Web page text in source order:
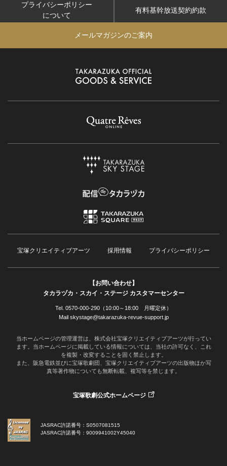
プライバシーポリシー
について
有料基幹放送契約約款
メールマガジンのご案内
宝塚クリエイティブアーツ 採用情報 プライバシーポリシー
【お問い合わせ】
タカラヅカ・スカイ・ステージ カスタマーセンター
Tel. 0570-000-290（10:00～18:00 月曜定休）
Mail skystage@takarazuka-revue-support.jp
当ホームページの管理運営は、株式会社宝塚クリエイティブアーツが行ってい
ます。当ホームページに掲載している情報については、当社の許可なく、これ
を複製・改変することを固く禁止します。
また、阪急電鉄並びに宝塚歌劇団、宝塚クリエイティブアーツの出版物ほか写
真等著作物についても無断転載、複写等を禁じます。
宝塚歌劇公式ホームページ
JASRAC許諾番号：S0507081515
JASRAC許諾番号：9009941002Y45040